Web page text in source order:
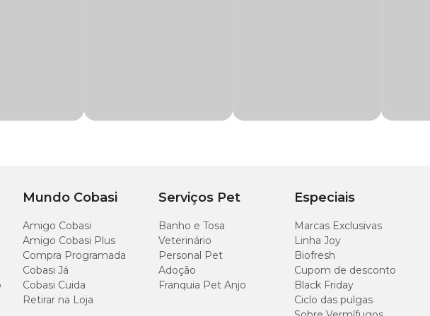
Medidas externas
ponta a ponta)
internas
(C) 62cm x (L) 46cm x
(C) 51cm x
(L) 36cm x
Mundo Cobasi
Amigo Cobasi
Amigo Cobasi Plus
Compra Programada
Cobasi Já
Cobasi Cuida
Retirar na Loja
Serviços Pet
Banho e Tosa
Veterinário
Personal Pet
Adoção
Franquia Pet Anjo
Especiais
Marcas Exclusivas
Linha Joy
Biofresh
Cupom de desconto
Black Friday
Ciclo das pulgas